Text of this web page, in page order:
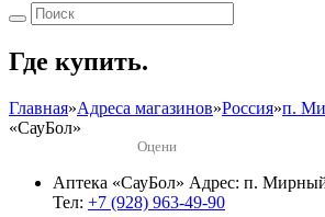
Где купить.
Главная»Адреса магазинов»Россия»п.
«СауБол»
Оцени
Аптека «СауБол» Адрес: п.
Тел: +7 (928) 963-49-90